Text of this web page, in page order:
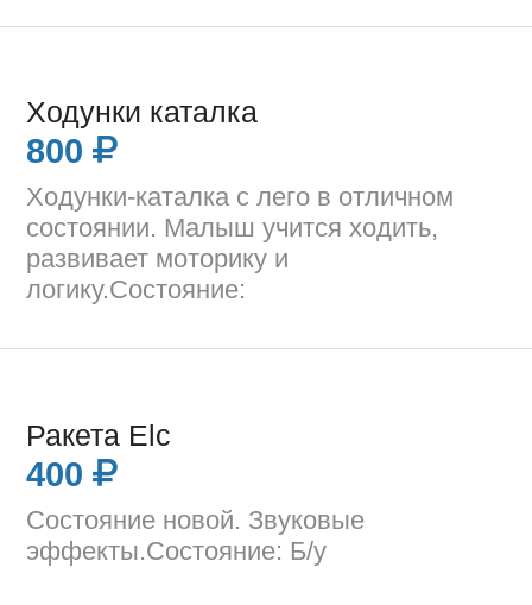
Ходунки каталка
800
Ходунки-каталка с лего в отличном
состоянии. Малыш учится ходить,
развивает моторику и
логику.Состояние:
Ракета Elc
400
Состояние новой. Звуковые
эффекты.Состояние: Б/у